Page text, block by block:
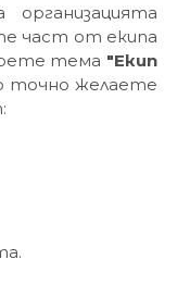
част от екипа
тема "Екип
точно желаете